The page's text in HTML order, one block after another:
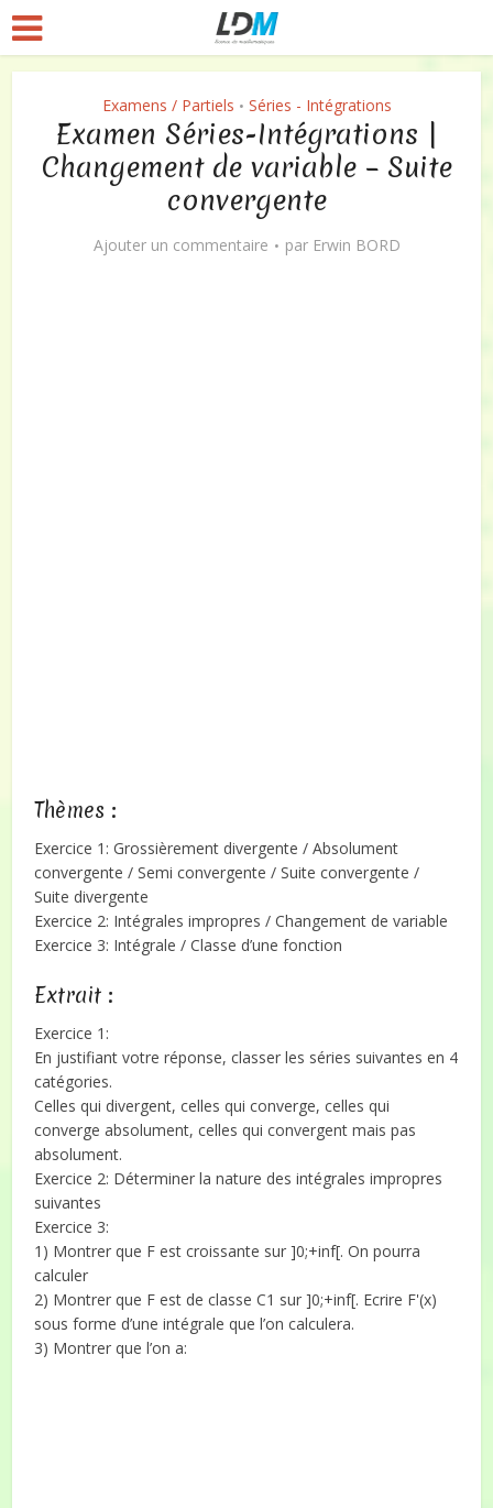
Examens / Partiels • Séries - Intégrations
Examen Séries-Intégrations |
Changement de variable – Suite
convergente
Ajouter un commentaire par Erwin BORD
Thèmes :
Exercice 1: Grossièrement divergente / Absolument
convergente / Semi convergente / Suite convergente /
Suite divergente
Exercice 2: Intégrales impropres / Changement de variable
Exercice 3: Intégrale / Classe d’une fonction
Extrait :
Exercice 1:
En justifiant votre réponse, classer les séries suivantes en 4
catégories.
Celles qui divergent, celles qui converge, celles qui
converge absolument, celles qui convergent mais pas
absolument.
Exercice 2: Déterminer la nature des intégrales impropres
suivantes
Exercice 3:
1) Montrer que F est croissante sur ]0;+inf[. On pourra
calculer
2) Montrer que F est de classe C1 sur ]0;+inf[. Ecrire F'(x)
sous forme d’une intégrale que l’on calculera.
3) Montrer que l’on a: